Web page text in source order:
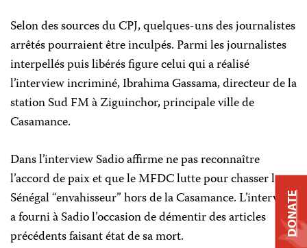
Selon des sources du CPJ, quelques-uns des journalistes
arrêtés pourraient être inculpés. Parmi les journalistes
interpellés puis libérés figure celui qui a réalisé
l’interview incriminé, Ibrahima Gassama, directeur de la
station Sud FM à Ziguinchor, principale ville de
Casamance.
Dans l’interview Sadio affirme ne pas reconnaître
l’accord de paix et que le MFDC lutte pour chasser le
Sénégal “envahisseur” hors de la Casamance. L’interview
a fourni à Sadio l’occasion de démentir des articles
précédents faisant état de sa mort.
DONATE